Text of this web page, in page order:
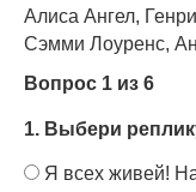
Алиса Ангел,
Сэмми Лоуренс,
Вопрос 1 из 6
1. Выбери
Я всех живей!